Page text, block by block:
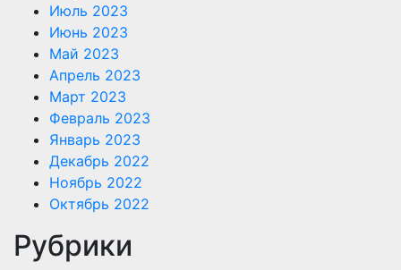
Июль 2023
Июнь 2023
Май 2023
Апрель 2023
Март 2023
Февраль 2023
Январь 2023
Декабрь 2022
Ноябрь 2022
Октябрь 2022
Рубрики